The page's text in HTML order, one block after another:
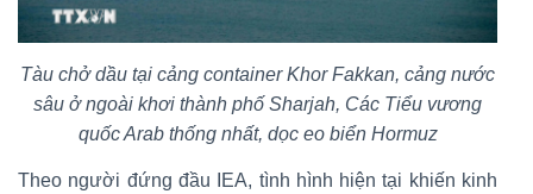
Tàu chở dầu tại cảng container Khor Fakkan, cảng nước
sâu ở ngoài khơi thành phố Sharjah, Các Tiểu vương
quốc Arab thống nhất, dọc eo biển Hormuz
Theo người đứng đầu IEA, tình hình hiện tại khiến kinh